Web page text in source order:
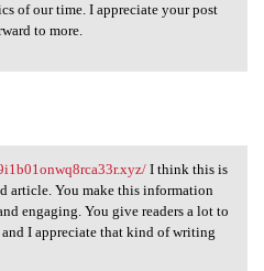
of our time. I appreciate your post
to more.
I think this is
article. You make this information
engaging. You give readers a lot to
I appreciate that kind of writing